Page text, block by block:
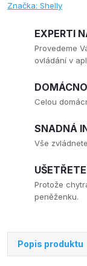
Značka: Shelly
EXPERTI
Provedeme
ovládání v
Celou
SNADNÁ
Vše
Protože
peněženku.
Popis produktu